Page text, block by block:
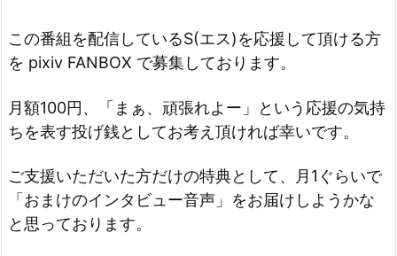
この番組を配信しているS(エス)を応援して頂ける方
を pixiv FANBOX で募集しております。
月額100円、「まぁ、頑張れよー」という応援の気持
ちを表す投げ銭としてお考え頂ければ幸いです。
ご支援いただいた方だけの特典として、月1ぐらいで
「おまけのインタビュー音声」をお届けしようかな
と思っております。